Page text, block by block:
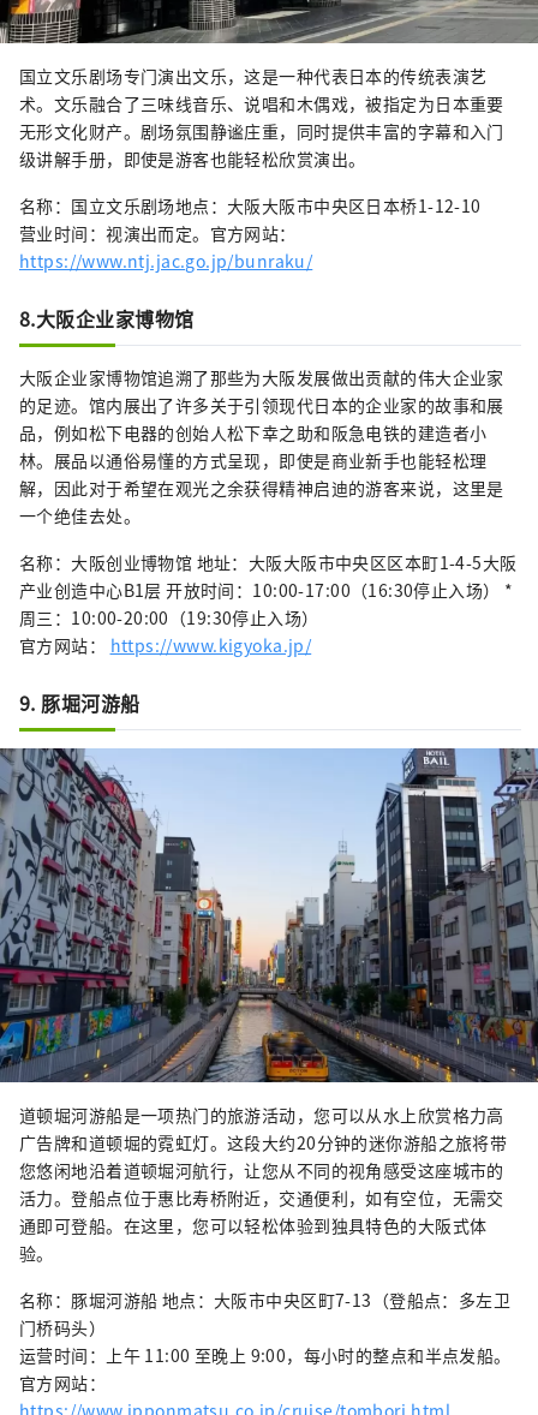
国立文乐剧场专门演出文乐，这是一种代表日本的传统表演艺
术。文乐融合了三味线音乐、说唱和木偶戏，被指定为日本重要
无形文化财产。剧场氛围静谧庄重，同时提供丰富的字幕和入门
级讲解手册，即使是游客也能轻松欣赏演出。
名称：国立文乐剧场地点：大阪大阪市中央区日本桥1-12-10
营业时间：视演出而定。官方网站：
https://www.ntj.jac.go.jp/bunraku/
8.大阪企业家博物馆
大阪企业家博物馆追溯了那些为大阪发展做出贡献的伟大企业家
的足迹。馆内展出了许多关于引领现代日本的企业家的故事和展
品，例如松下电器的创始人松下幸之助和阪急电铁的建造者小
林。展品以通俗易懂的方式呈现，即使是商业新手也能轻松理
解，因此对于希望在观光之余获得精神启迪的游客来说，这里是
一个绝佳去处。
名称：大阪创业博物馆 地址：大阪大阪市中央区区本町1-4-5大阪
产业创造中心B1层 开放时间：10:00-17:00（16:30停止入场） *
周三：10:00-20:00（19:30停止入场）
官方网站： https://www.kigyoka.jp/
9. 豚堀河游船
道顿堀河游船是一项热门的旅游活动，您可以从水上欣赏格力高
广告牌和道顿堀的霓虹灯。这段大约20分钟的迷你游船之旅将带
您悠闲地沿着道顿堀河航行，让您从不同的视角感受这座城市的
活力。登船点位于惠比寿桥附近，交通便利，如有空位，无需交
通即可登船。在这里，您可以轻松体验到独具特色的大阪式体
验。
名称：豚堀河游船 地点：大阪市中央区町7-13（登船点：多左卫
门桥码头）
运营时间：上午 11:00 至晚上 9:00，每小时的整点和半点发船。
官方网站：
https://www.ipponmatsu.co.jp/cruise/tombori.html